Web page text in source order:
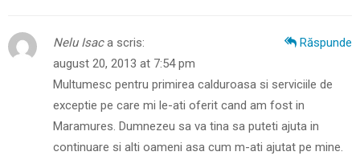
Răspunde
Nelu Isac a scris:
august 20, 2013 at 7:54 pm
Multumesc pentru primirea calduroasa si serviciile de
exceptie pe care mi le-ati oferit cand am fost in
Maramures. Dumnezeu sa va tina sa puteti ajuta in
continuare si alti oameni asa cum m-ati ajutat pe mine.